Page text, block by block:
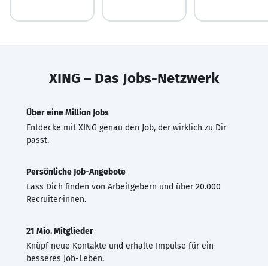
XING – Das Jobs-Netzwerk
Über eine Million Jobs
Entdecke mit XING genau den Job, der wirklich zu Dir
passt.
Persönliche Job-Angebote
Lass Dich finden von Arbeitgebern und über 20.000
Recruiter·innen.
21 Mio. Mitglieder
Knüpf neue Kontakte und erhalte Impulse für ein
besseres Job-Leben.